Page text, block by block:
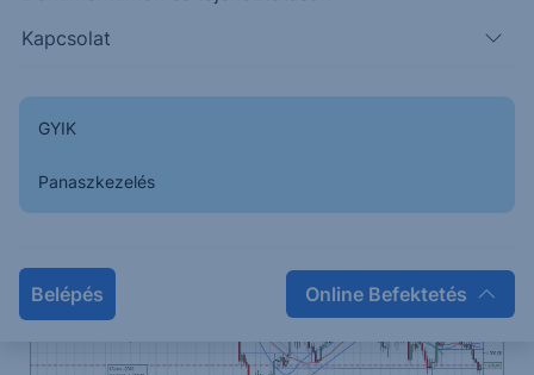
Kapcsolat
GYIK
Panaszkezelés
Belépés Online Befektetés
is elérhető lehet.